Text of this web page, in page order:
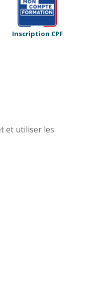
Inscription CPF
et utiliser les